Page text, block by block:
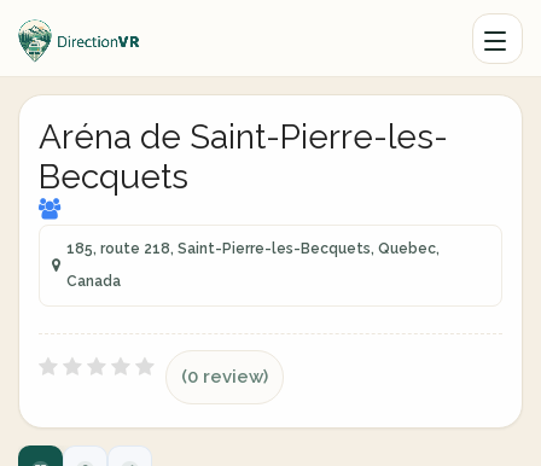
Aréna de Saint-Pierre-les-
Becquets
185, route 218, Saint-Pierre-les-Becquets, Quebec,
Canada
(0 review)